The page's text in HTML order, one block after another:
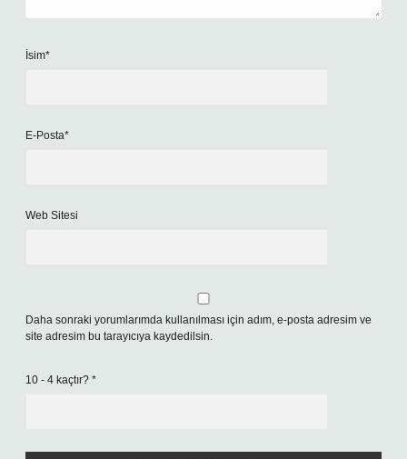
İsim*
E-Posta*
Web Sitesi
Daha sonraki yorumlarımda kullanılması için adım, e-posta adresim ve
site adresim bu tarayıcıya kaydedilsin.
10 - 4 kaçtır? *